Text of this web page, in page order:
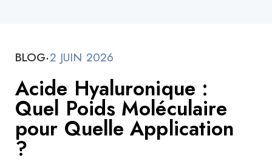
BLOG·2 JUIN 2026
Acide Hyaluronique :
Quel Poids Moléculaire
pour Quelle Application
?